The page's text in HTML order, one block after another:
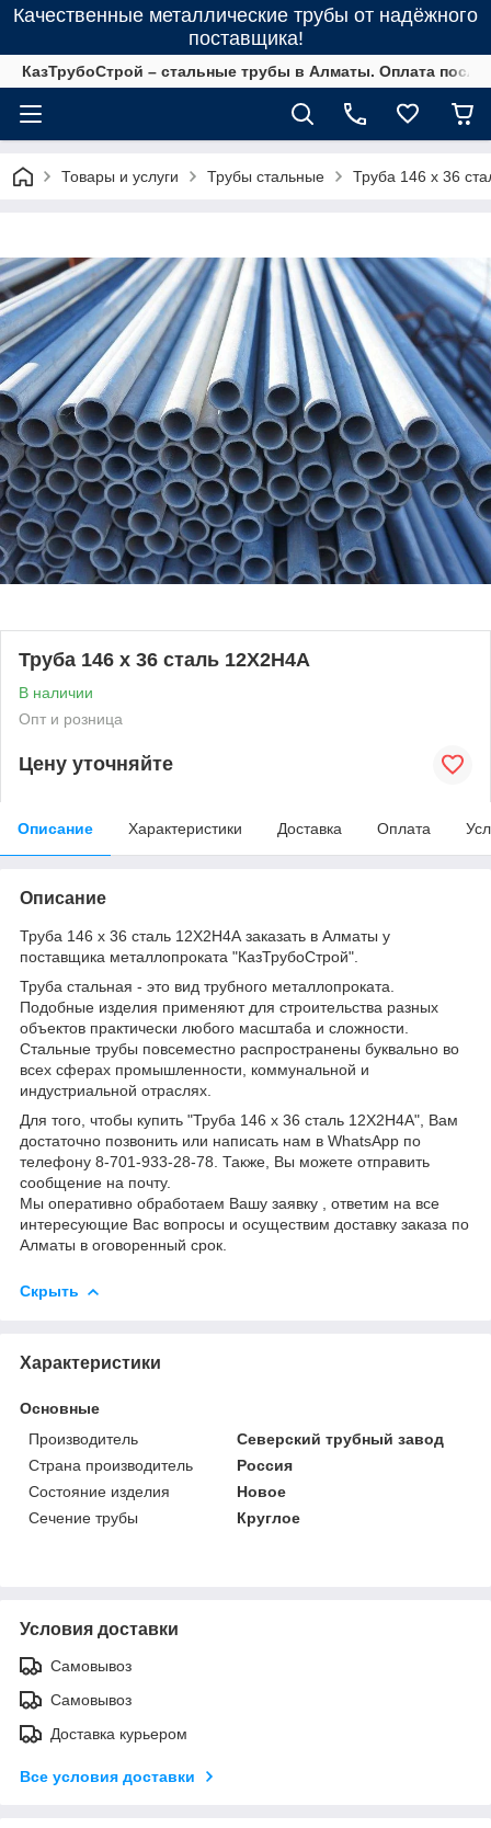
Качественные металлические трубы от надёжного
поставщика!
КазТрубоСтрой – стальные трубы в Алматы. Оплата
Товары и услуги Трубы стальные Труба 146 х 36
Труба 146 х 36 сталь 12Х2Н4А
В наличии
Опт и розница
Цену уточняйте
Описание Характеристики Доставка Оплата
Описание
Труба 146 х 36 сталь 12Х2Н4А заказать в Алматы у
поставщика металлопроката "КазТрубоСтрой".
Труба стальная - это вид трубного металлопроката.
Подобные изделия применяют для строительства разных
объектов практически любого масштаба и сложности.
Стальные трубы повсеместно распространены буквально во
всех сферах промышленности, коммунальной и
индустриальной отраслях.
Для того, чтобы купить "Труба 146 х 36 сталь 12Х2Н4А", Вам
достаточно позвонить или написать нам в WhatsApp по
телефону 8-701-933-28-78. Также, Вы можете отправить
сообщение на почту.
Мы оперативно обработаем Вашу заявку , ответим на все
интересующие Вас вопросы и осуществим доставку заказа по
Алматы в оговоренный срок.
Скрыть
Характеристики
Основные
Производитель
Северский трубный завод
Страна производитель
Россия
Состояние изделия
Новое
Сечение трубы
Круглое
Условия доставки
Самовывоз
Самовывоз
Доставка курьером
Все условия доставки